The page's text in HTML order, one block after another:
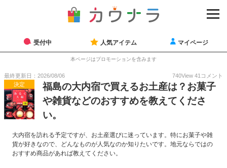
受付中 人気アイテム マイページ
本ページはプロモーションを含みます
最終更新日：2026/08/06 740View 41 コメント
決定
福島の大内宿で買えるお土産は？お菓子
や雑貨などのおすすめを教えてくださ
い。
大内宿を訪れる予定ですが、お土産選びに迷っています。特にお菓子や雑
貨が好きなので、どんなものが人気なのか知りたいです。地元ならではの
おすすめ商品があれば教えてください。